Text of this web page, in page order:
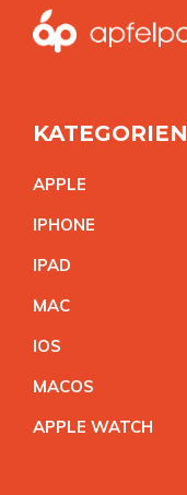
KATEGORIEN
APPLE
IPHONE
IPAD
MAC
IOS
MACOS
APPLE WATCH